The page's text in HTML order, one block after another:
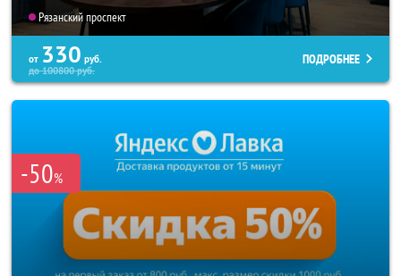
Рязанский проспект
от 330 руб.
до100800руб.
ПОДРОБНЕЕ
-50%